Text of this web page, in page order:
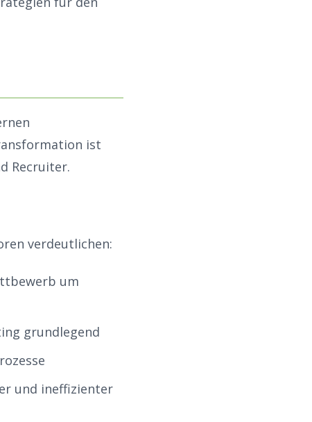
ist
Recruiter.
verdeutlichen:
um
grundlegend
und ineffizienter